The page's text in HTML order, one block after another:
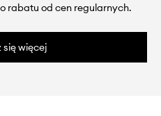
rabatu od cen regularnych.
się więcej